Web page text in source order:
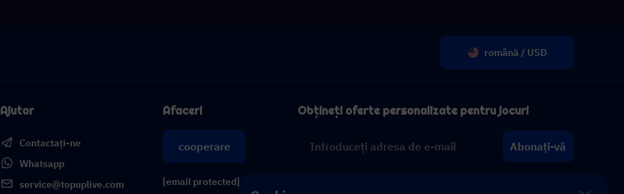
română / USD
Ajutor
Contactați-ne
Whatsapp
service@topuplive.com
Afaceri
cooperare
[email protected]
Obțineți oferte personalizate pentru jocuri
Abonați-vă